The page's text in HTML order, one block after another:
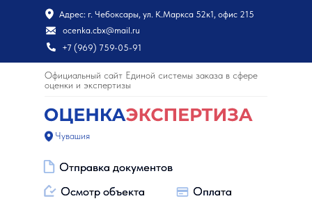
Адрес: г. Чебоксары, ул. К.Маркса 52к1, офис 215
ocenka.cbx@mail.ru
+7 (969) 759-05-91
Официальный сайт Единой системы заказа в сфере
оценки и экспертизы
Чувашия
Отправка документов
Отправка документов
Оплата
Осмотр объекта
Оплата
Осмотр объекта